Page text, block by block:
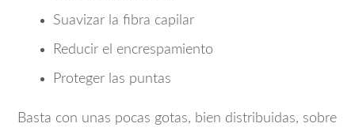
Suavizar la fibra capilar
Reducir el encrespamiento
Proteger las puntas
Basta con unas pocas gotas, bien distribuidas, sobre